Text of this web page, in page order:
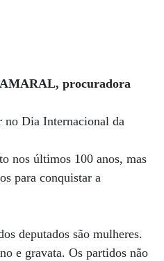
procuradora
no Dia Internacional da
nos últimos 100 anos, mas
para conquistar a
deputados são mulheres.
e gravata. Os partidos não